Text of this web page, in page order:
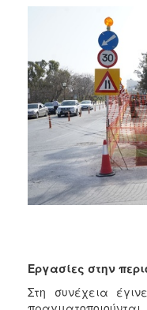
Εργασίες στην
Στη συνέχεια